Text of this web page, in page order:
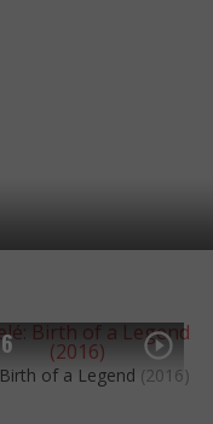
6
of a Legend (2016)